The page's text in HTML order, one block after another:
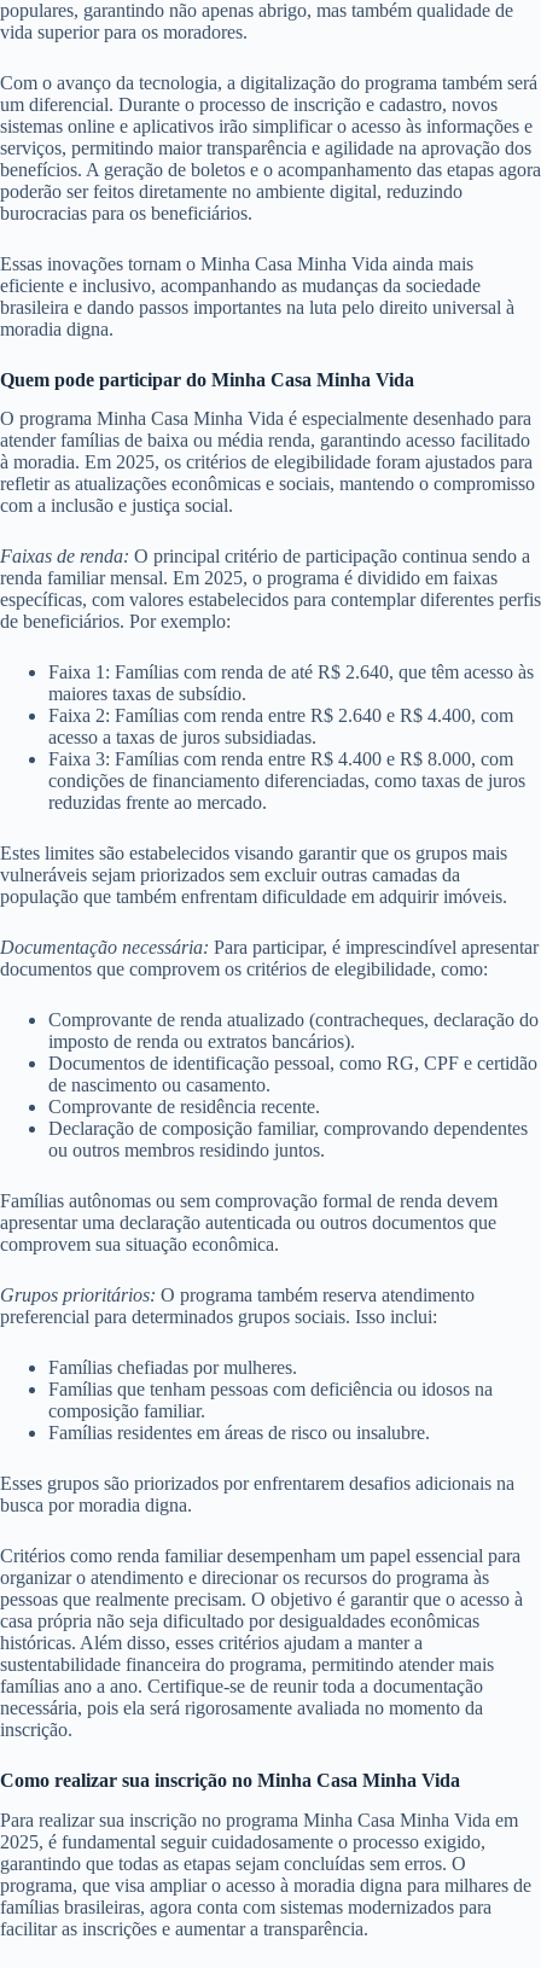
populares, garantindo não apenas abrigo, mas também qualidade de
vida superior para os moradores.
Com o avanço da tecnologia, a digitalização do programa também será
um diferencial. Durante o processo de inscrição e cadastro, novos
sistemas online e aplicativos irão simplificar o acesso às informações e
serviços, permitindo maior transparência e agilidade na aprovação dos
benefícios. A geração de boletos e o acompanhamento das etapas agora
poderão ser feitos diretamente no ambiente digital, reduzindo
burocracias para os beneficiários.
Essas inovações tornam o Minha Casa Minha Vida ainda mais
eficiente e inclusivo, acompanhando as mudanças da sociedade
brasileira e dando passos importantes na luta pelo direito universal à
moradia digna.
Quem pode participar do Minha Casa Minha Vida
O programa Minha Casa Minha Vida é especialmente desenhado para
atender famílias de baixa ou média renda, garantindo acesso facilitado
à moradia. Em 2025, os critérios de elegibilidade foram ajustados para
refletir as atualizações econômicas e sociais, mantendo o compromisso
com a inclusão e justiça social.
Faixas de renda: O principal critério de participação continua sendo a
renda familiar mensal. Em 2025, o programa é dividido em faixas
específicas, com valores estabelecidos para contemplar diferentes perfis
de beneficiários. Por exemplo:
Faixa 1: Famílias com renda de até R$ 2.640, que têm acesso às
maiores taxas de subsídio.
Faixa 2: Famílias com renda entre R$ 2.640 e R$ 4.400, com
acesso a taxas de juros subsidiadas.
Faixa 3: Famílias com renda entre R$ 4.400 e R$ 8.000, com
condições de financiamento diferenciadas, como taxas de juros
reduzidas frente ao mercado.
Estes limites são estabelecidos visando garantir que os grupos mais
vulneráveis sejam priorizados sem excluir outras camadas da
população que também enfrentam dificuldade em adquirir imóveis.
Documentação necessária: Para participar, é imprescindível apresentar
documentos que comprovem os critérios de elegibilidade, como:
Comprovante de renda atualizado (contracheques, declaração do
imposto de renda ou extratos bancários).
Documentos de identificação pessoal, como RG, CPF e certidão
de nascimento ou casamento.
Comprovante de residência recente.
Declaração de composição familiar, comprovando dependentes
ou outros membros residindo juntos.
Famílias autônomas ou sem comprovação formal de renda devem
apresentar uma declaração autenticada ou outros documentos que
comprovem sua situação econômica.
Grupos prioritários: O programa também reserva atendimento
preferencial para determinados grupos sociais. Isso inclui:
Famílias chefiadas por mulheres.
Famílias que tenham pessoas com deficiência ou idosos na
composição familiar.
Famílias residentes em áreas de risco ou insalubre.
Esses grupos são priorizados por enfrentarem desafios adicionais na
busca por moradia digna.
Critérios como renda familiar desempenham um papel essencial para
organizar o atendimento e direcionar os recursos do programa às
pessoas que realmente precisam. O objetivo é garantir que o acesso à
casa própria não seja dificultado por desigualdades econômicas
históricas. Além disso, esses critérios ajudam a manter a
sustentabilidade financeira do programa, permitindo atender mais
famílias ano a ano. Certifique-se de reunir toda a documentação
necessária, pois ela será rigorosamente avaliada no momento da
inscrição.
Como realizar sua inscrição no Minha Casa Minha Vida
Para realizar sua inscrição no programa Minha Casa Minha Vida em
2025, é fundamental seguir cuidadosamente o processo exigido,
garantindo que todas as etapas sejam concluídas sem erros. O
programa, que visa ampliar o acesso à moradia digna para milhares de
famílias brasileiras, agora conta com sistemas modernizados para
facilitar as inscrições e aumentar a transparência.